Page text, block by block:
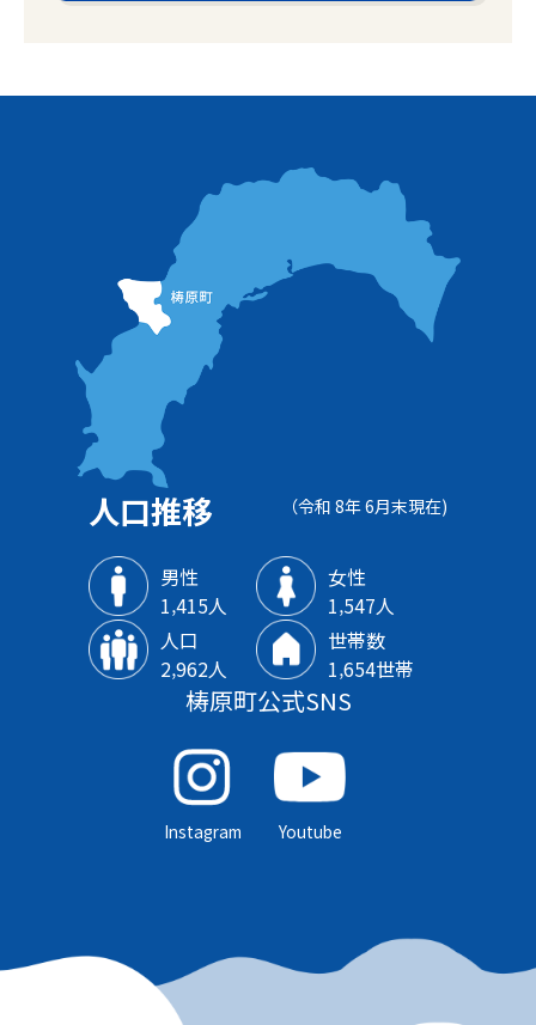
人口推移 （令和 8年 6月末現在)
男性
1‚415人
女性
1‚547人
人口
2‚962人
世帯数
1‚654世帯
梼原町公式SNS
Instagram Youtube